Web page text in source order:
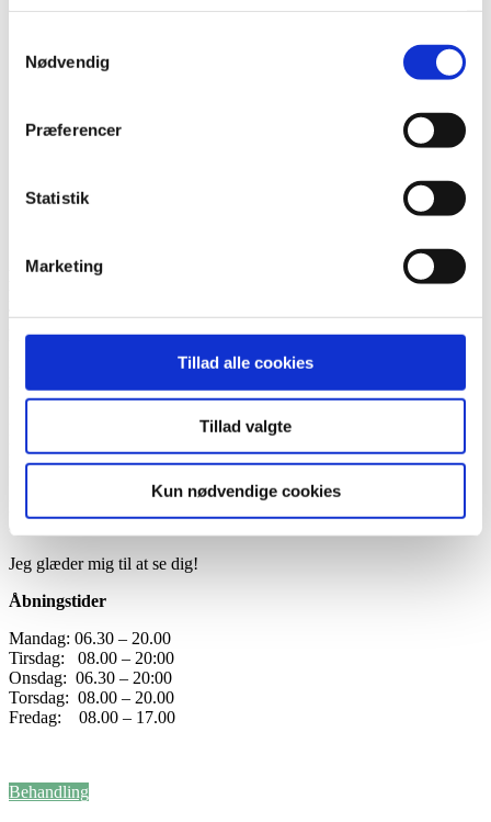
Nødvendig
Præferencer
Statistik
Marketing
Tillad alle cookies
Tillad valgte
Kun nødvendige cookies
Karen: Har i forløbet tabt 25 kg. Mere overskud glæde og energi i
Tager langt færre smertestillende end tidligere.
Det har været helt fantastisk.
Du binder dig for 3 måneder ad gangen (2/1 til 31/3)
Minimum 6 deltagere før det bliver aktuelt, maksimum 15 deltagere.
PRIS: 480,- pr. måned (1440,- for hele perioden)
Mulighed for tilskud fra sygesikringen “Danmark” (kræver
fremmøde!)
Hvis det lyder interessant, kontakt da Kevin på telefon 91559575
eller mail@trigalofys.dk
Jeg glæder mig til at se dig!
Åbningstider
Mandag: 06.30 – 20.00
Tirsdag: 08.00 – 20:00
Onsdag: 06.30 – 20:00
Torsdag: 08.00 – 20.00
Fredag: 08.00 – 17.00
Behandling